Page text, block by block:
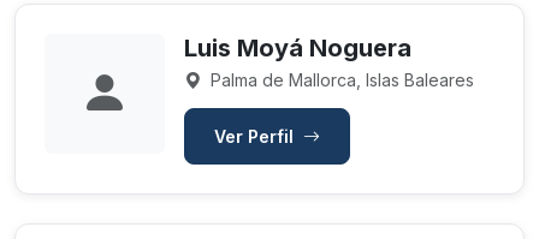
Luis Moyá Noguera
Palma de Mallorca, Islas Baleares
Ver Perfil